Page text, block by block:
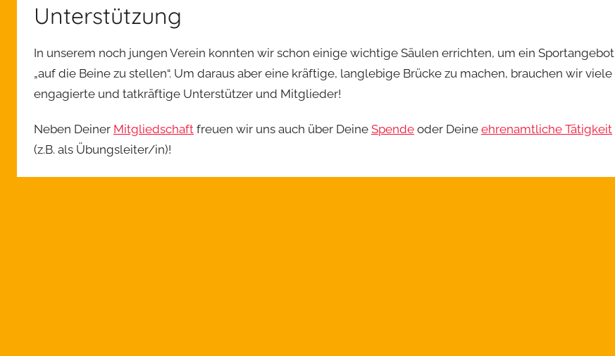
Unterstützung
In unserem noch jungen Verein konnten wir schon einige wichtige Säulen errichten, um ein Sportangebot
„auf die Beine zu stellen“. Um daraus aber eine kräftige, langlebige Brücke zu machen, brauchen wir viele
engagierte und tatkräftige Unterstützer und Mitglieder!
Neben Deiner Mitgliedschaft freuen wir uns auch über Deine Spende oder Deine ehrenamtliche Tätigkeit
(z.B. als Übungsleiter/in)!